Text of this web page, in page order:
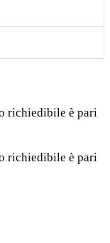
richiedibile è pari
richiedibile è pari